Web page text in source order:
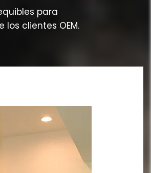
para
clientes OEM.